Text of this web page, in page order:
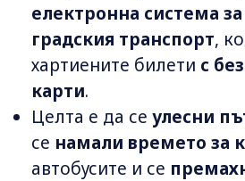
електронна система за
градския транспорт,
хартиените билети с
карти.
Целта е да се улесни
се намали времето за
автобусите и се